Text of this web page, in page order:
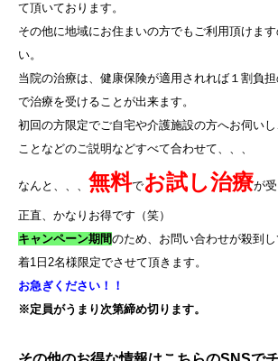
て頂いております。
その他に地域にお住まいの方でもご利用頂けま
い。
当院の治療は、健康保険が適用されれば１割負
で治療を受けることが出来ます。
初回の方限定でご自宅や介護施設の方へお伺い
ことなどのご説明などすべて合わせて、、、
なんと、、、 無料でお試し治療が
正直、かなりお得です（笑）
キャンペーン期間のため、お問い合わせが殺到
着1 日 2名様限定でさせて頂きます。
お急ぎください！！
※定員がうまり次第締め切ります。